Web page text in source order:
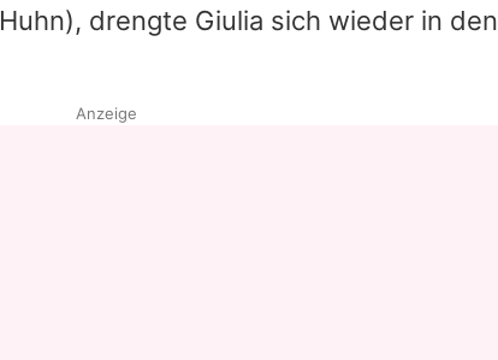
Huhn), drengte Giulia sich wieder in den
Anzeige